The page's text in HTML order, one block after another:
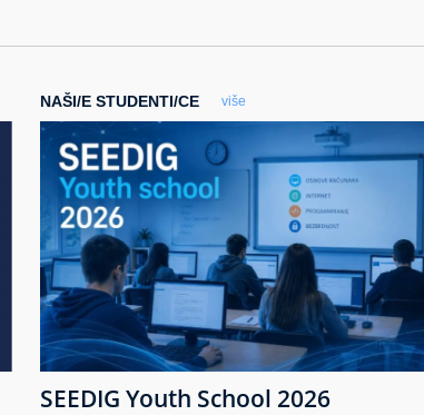
NAŠI/E STUDENTI/CE više
SEEDIG Youth School 2026